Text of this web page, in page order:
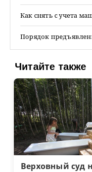
Как снять с учета
Порядок
Читайте также
Верховный суд